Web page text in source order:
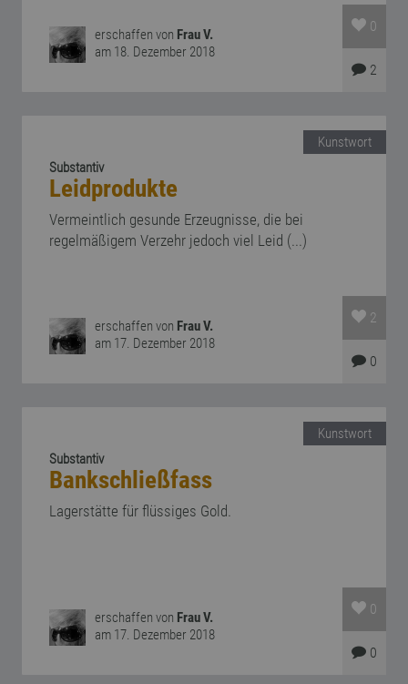
erschaffen von Frau V.
am 18. Dezember 2018
0
2
Kunstwort
Substantiv
Leidprodukte
Vermeintlich gesunde Erzeugnisse, die bei
regelmäßigem Verzehr jedoch viel Leid (...)
erschaffen von Frau V.
am 17. Dezember 2018
2
0
Kunstwort
Substantiv
Bankschließfass
Lagerstätte für flüssiges Gold.
erschaffen von Frau V.
am 17. Dezember 2018
0
0